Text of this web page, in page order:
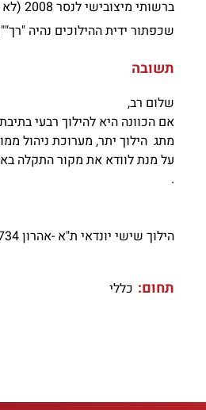
שכפתור ידית ההילוכים נהיה
תשובה
שלום רב,
אם הכוונה היא להילוך רבעי
מתג הילוך יתר, מערוכת ניהול
על מנת לוודא את מקור התקלה
.
הילוך שישי יונדאי ת"א -אהרון 057-7737734
תחום: כללי